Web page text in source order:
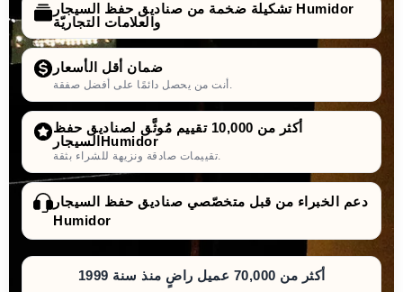
تشكيلة ضخمة من صناديق حفظ السيجار Humidor
والعلامات التجاريّة
ضمان أقل الأسعار
أنت من يحصل دائمًا على أفضل صفقة.
أكثر من 10,000 تقييم مُوثَّق لصناديق حفظ
السيجارHumidor
تقييمات صادقة ونزيهة للشراء بثقة.
دعم الخبراء من قبل متخصّصي صناديق حفظ السيجار
Humidor
أكثر من 70,000 عميل راضٍ منذ سنة 1999